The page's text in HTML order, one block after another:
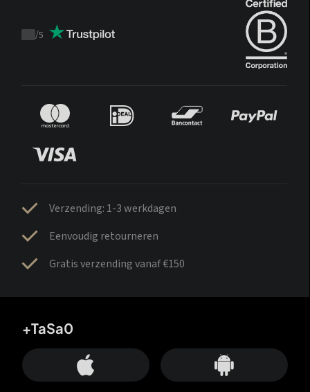
Trustpilot
/5
Verzending: 1-3 werkdagen
Eenvoudig retourneren
Gratis verzending vanaf €150
+TaSa0